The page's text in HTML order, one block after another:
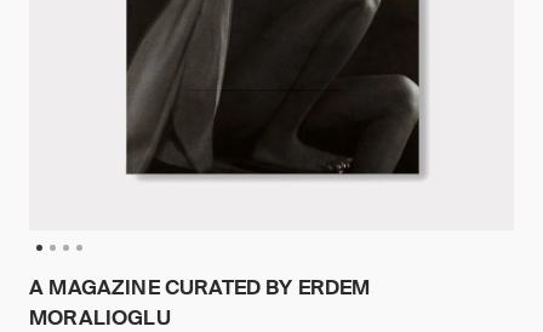
A MAGAZINE CURATED BY ERDEM
MORALIOGLU